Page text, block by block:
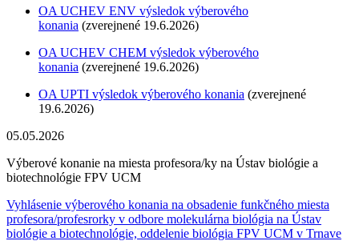
OA UCHEV ENV výsledok výberového
konania (zverejnené 19.6.2026)
OA UCHEV CHEM výsledok výberového
konania (zverejnené 19.6.2026)
OA UPTI výsledok výberového konania (zverejnené
19.6.2026)
05.05.2026
Výberové konanie na miesta profesora/ky na Ústav biológie a
biotechnológie FPV UCM
Vyhlásenie výberového konania na obsadenie funkčného miesta
profesora/profesrorky v odbore molekulárna biológia na Ústav
biológie a biotechnológie, oddelenie biológia FPV UCM v Trnave